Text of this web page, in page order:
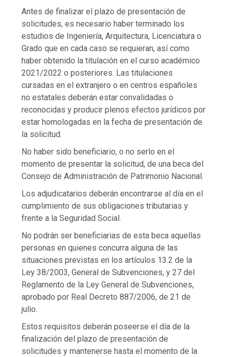
Antes de finalizar el plazo de presentación de
solicitudes, es necesario haber terminado los
estudios de Ingeniería, Arquitectura, Licenciatura o
Grado que en cada caso se requieran, así como
haber obtenido la titulación en el curso académico
2021/2022 o posteriores. Las titulaciones
cursadas en el extranjero o en centros españoles
no estatales deberán estar convalidadas o
reconocidas y producir plenos efectos jurídicos por
estar homologadas en la fecha de presentación de
la solicitud.
No haber sido beneficiario, o no serlo en el
momento de presentar la solicitud, de una beca del
Consejo de Administración de Patrimonio Nacional.
Los adjudicatarios deberán encontrarse al día en el
cumplimiento de sus obligaciones tributarias y
frente a la Seguridad Social.
No podrán ser beneficiarias de esta beca aquellas
personas en quienes concurra alguna de las
situaciones previstas en los artículos 13.2 de la
Ley 38/2003, General de Subvenciones, y 27 del
Reglamento de la Ley General de Subvenciones,
aprobado por Real Decreto 887/2006, de 21 de
julio.
Estos requisitos deberán poseerse el día de la
finalización del plazo de presentación de
solicitudes y mantenerse hasta el momento de la